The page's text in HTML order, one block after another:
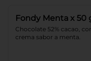
Fondy Menta x 50
Chocolate 52% cacao,
crema sabor a menta.